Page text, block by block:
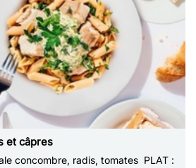
et câpres
concombre, radis, tomates PLAT :